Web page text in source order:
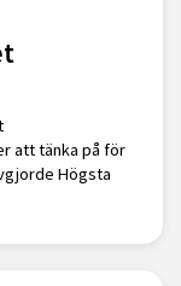
att tänka på för
Högsta